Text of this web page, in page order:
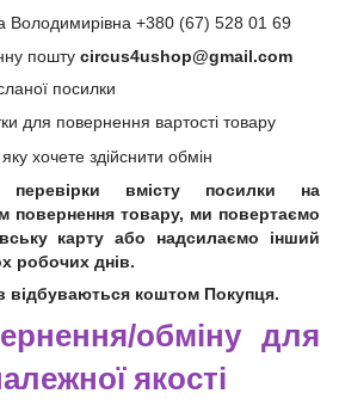
Володимирівна +380 (67) 528 01 69
пошту circus4ushop@gmail.com
посилки
для повернення вартості товару
хочете здійснити обмін
перевірки вмісту посилки на
повернення товару, ми повертаємо
карту або надсилаємо інший
робочих днів.
відбуваються коштом Покупця.
обміну для
якості